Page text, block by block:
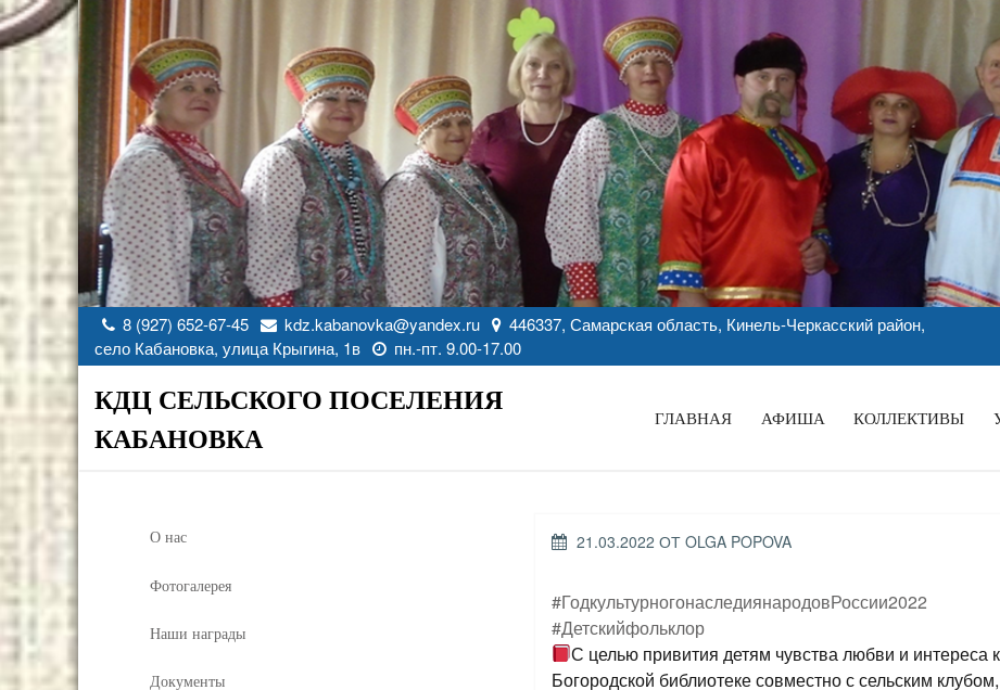
Перейти
к
содержимому
8 (927) 652-67-45 kdz.kabanovka@yandex.ru
446337, Самарская область, Кинель-Черкасский район,
село Кабановка, улица Крыгина, 1в
пн.-пт. 9.00-17.00
КДЦ СЕЛЬСКОГО ПОСЕЛЕНИЯ
КАБАНОВКА
ГЛАВНАЯ АФИША КОЛЛЕКТИВЫ
О нас
Фотогалерея
Наши награды
Документы
ОПУБЛИКОВАНО
21.03.2022 ОТ OLGA POPOVA
#ГодкультурногонаследиянародовРоссии2022
#Детскийфольклор
С целью привития детям чувства любви и интереса
Богородской библиотеке совместно с сельским